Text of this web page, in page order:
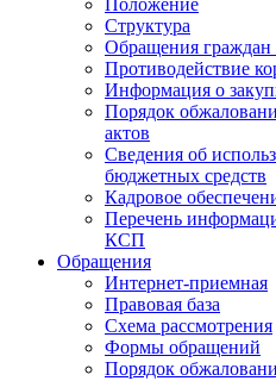
Положение
Структура
Обращения граждан
Противодействие
Информация о
Порядок
актов
Сведения об
бюджетных средств
Кадровое
Перечень
КСП
Обращения
Интернет-приемная
Правовая база
Схема рассмотрения
Формы обращений
Порядок